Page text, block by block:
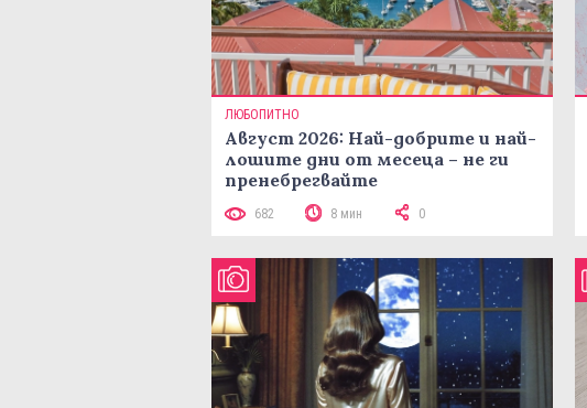
ЛЮБОПИТНО
Август 2026: Най-добрите и най-
лошите дни от месеца – не ги
пренебрегвайте
682 8 мин 0